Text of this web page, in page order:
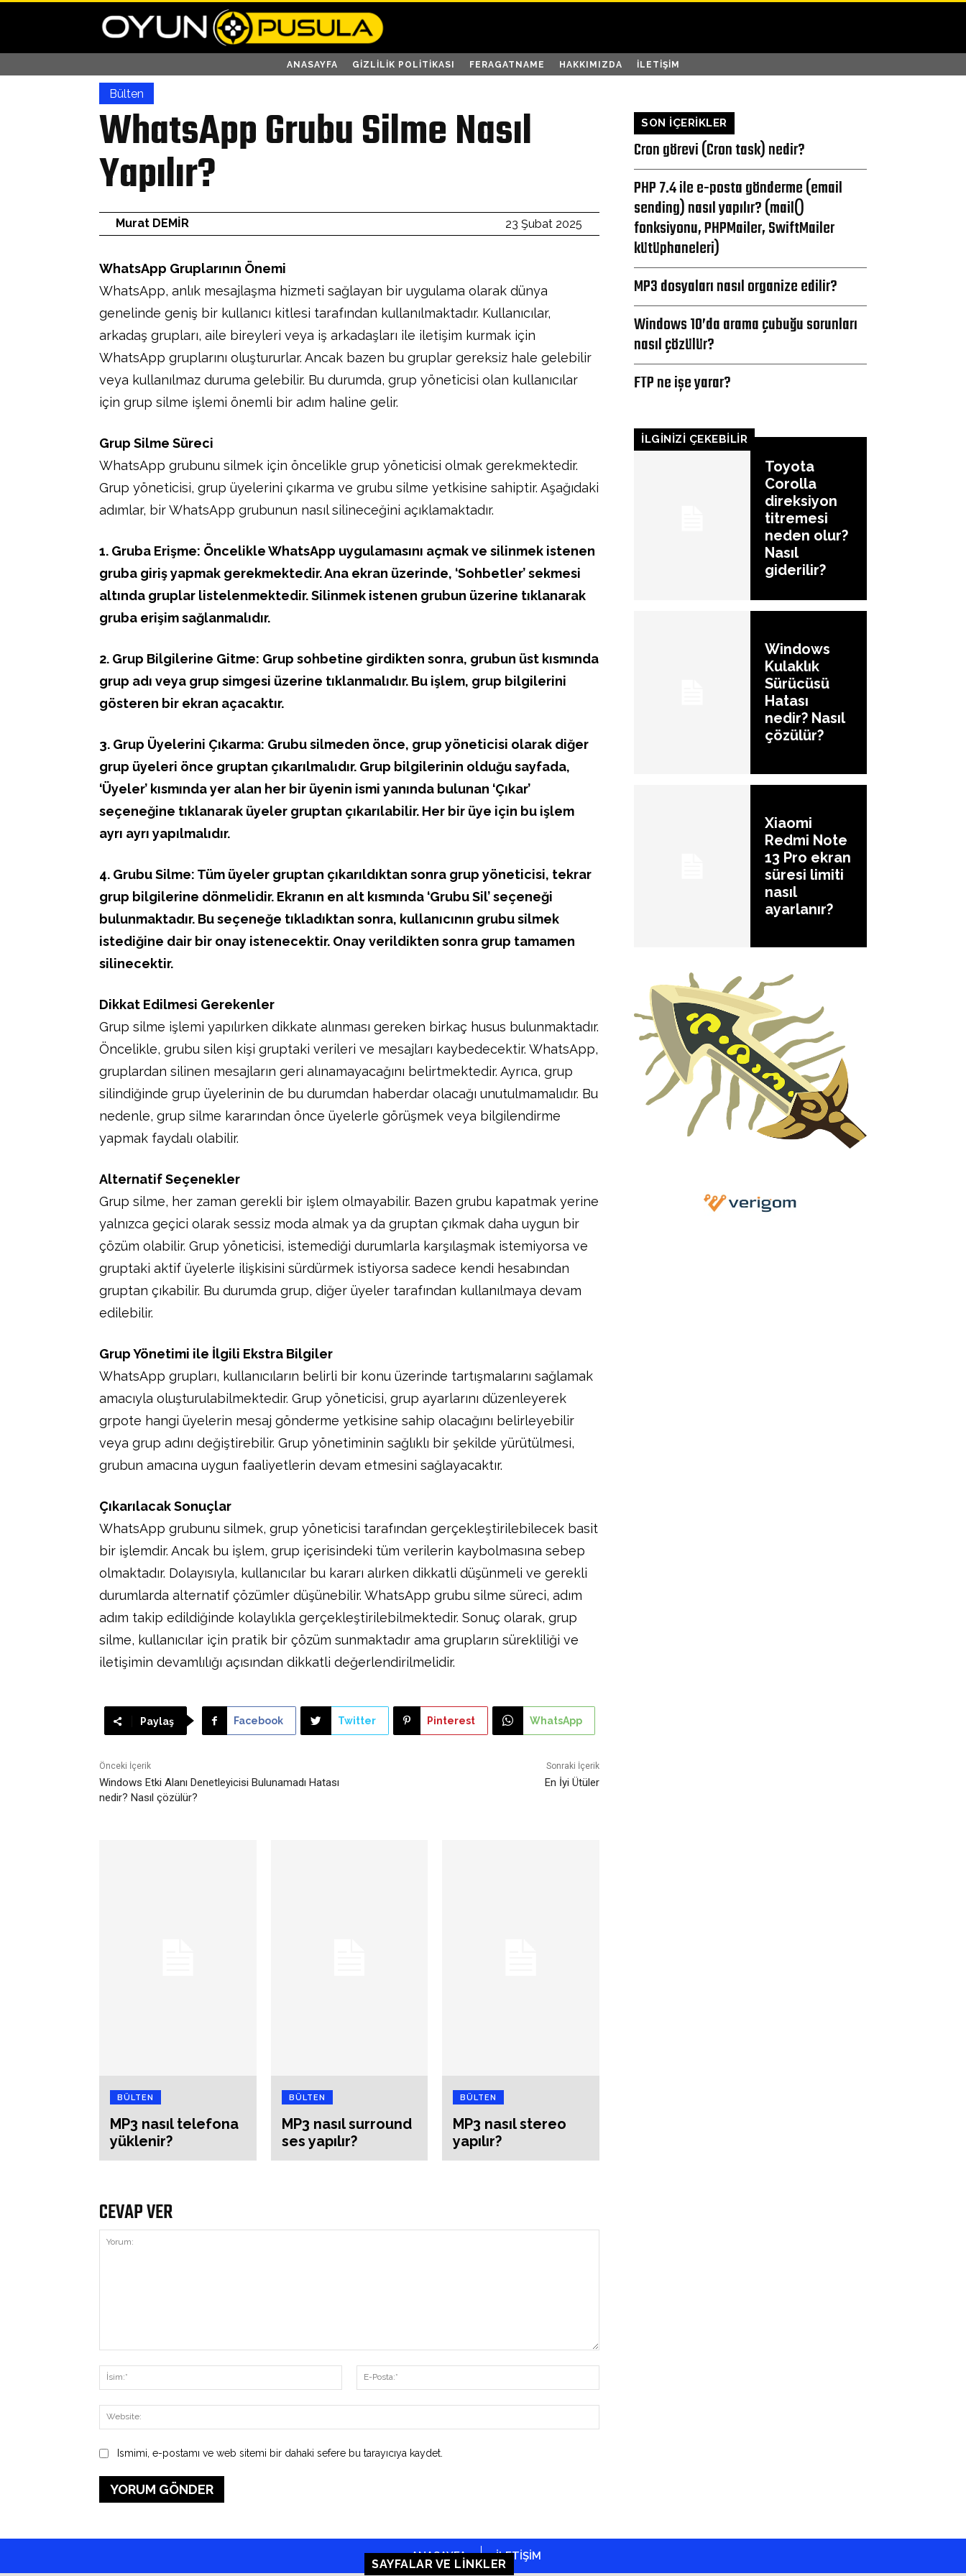
ANASAYFA GIZLILIK POLITIKASI FERAGATNAME HAKKIMIZDA İLETIŞIM
Bülten
WhatsApp Grubu Silme Nasıl
Yapılır?
23 Şubat 2025
Murat DEMİR
WhatsApp Gruplarının Önemi
WhatsApp, anlık mesajlaşma hizmeti sağlayan bir uygulama olarak dünya
genelinde geniş bir kullanıcı kitlesi tarafından kullanılmaktadır. Kullanıcılar,
arkadaş grupları, aile bireyleri veya iş arkadaşları ile iletişim kurmak için
WhatsApp gruplarını oluştururlar. Ancak bazen bu gruplar gereksiz hale gelebilir
veya kullanılmaz duruma gelebilir. Bu durumda, grup yöneticisi olan kullanıcılar
için grup silme işlemi önemli bir adım haline gelir.
Grup Silme Süreci
WhatsApp grubunu silmek için öncelikle grup yöneticisi olmak gerekmektedir.
Grup yöneticisi, grup üyelerini çıkarma ve grubu silme yetkisine sahiptir. Aşağıdaki
adımlar, bir WhatsApp grubunun nasıl silineceğini açıklamaktadır.
1. Gruba Erişme: Öncelikle WhatsApp uygulamasını açmak ve silinmek istenen
gruba giriş yapmak gerekmektedir. Ana ekran üzerinde, ‘Sohbetler’ sekmesi
altında gruplar listelenmektedir. Silinmek istenen grubun üzerine tıklanarak
gruba erişim sağlanmalıdır.
2. Grup Bilgilerine Gitme: Grup sohbetine girdikten sonra, grubun üst kısmında
grup adı veya grup simgesi üzerine tıklanmalıdır. Bu işlem, grup bilgilerini
gösteren bir ekran açacaktır.
3. Grup Üyelerini Çıkarma: Grubu silmeden önce, grup yöneticisi olarak diğer
grup üyeleri önce gruptan çıkarılmalıdır. Grup bilgilerinin olduğu sayfada,
‘Üyeler’ kısmında yer alan her bir üyenin ismi yanında bulunan ‘Çıkar’
seçeneğine tıklanarak üyeler gruptan çıkarılabilir. Her bir üye için bu işlem
ayrı ayrı yapılmalıdır.
4. Grubu Silme: Tüm üyeler gruptan çıkarıldıktan sonra grup yöneticisi, tekrar
grup bilgilerine dönmelidir. Ekranın en alt kısmında ‘Grubu Sil’ seçeneği
bulunmaktadır. Bu seçeneğe tıkladıktan sonra, kullanıcının grubu silmek
istediğine dair bir onay istenecektir. Onay verildikten sonra grup tamamen
silinecektir.
Dikkat Edilmesi Gerekenler
Grup silme işlemi yapılırken dikkate alınması gereken birkaç husus bulunmaktadır.
Öncelikle, grubu silen kişi gruptaki verileri ve mesajları kaybedecektir. WhatsApp,
gruplardan silinen mesajların geri alınamayacağını belirtmektedir. Ayrıca, grup
silindiğinde grup üyelerinin de bu durumdan haberdar olacağı unutulmamalıdır. Bu
nedenle, grup silme kararından önce üyelerle görüşmek veya bilgilendirme
yapmak faydalı olabilir.
Alternatif Seçenekler
Grup silme, her zaman gerekli bir işlem olmayabilir. Bazen grubu kapatmak yerine
yalnızca geçici olarak sessiz moda almak ya da gruptan çıkmak daha uygun bir
çözüm olabilir. Grup yöneticisi, istemediği durumlarla karşılaşmak istemiyorsa ve
gruptaki aktif üyelerle ilişkisini sürdürmek istiyorsa sadece kendi hesabından
gruptan çıkabilir. Bu durumda grup, diğer üyeler tarafından kullanılmaya devam
edilebilir.
Grup Yönetimi ile İlgili Ekstra Bilgiler
WhatsApp grupları, kullanıcıların belirli bir konu üzerinde tartışmalarını sağlamak
amacıyla oluşturulabilmektedir. Grup yöneticisi, grup ayarlarını düzenleyerek
grpote hangi üyelerin mesaj gönderme yetkisine sahip olacağını belirleyebilir
veya grup adını değiştirebilir. Grup yönetiminin sağlıklı bir şekilde yürütülmesi,
grubun amacına uygun faaliyetlerin devam etmesini sağlayacaktır.
Çıkarılacak Sonuçlar
WhatsApp grubunu silmek, grup yöneticisi tarafından gerçekleştirilebilecek basit
bir işlemdir. Ancak bu işlem, grup içerisindeki tüm verilerin kaybolmasına sebep
olmaktadır. Dolayısıyla, kullanıcılar bu kararı alırken dikkatli düşünmeli ve gerekli
durumlarda alternatif çözümler düşünebilir. WhatsApp grubu silme süreci, adım
adım takip edildiğinde kolaylıkla gerçekleştirilebilmektedir. Sonuç olarak, grup
silme, kullanıcılar için pratik bir çözüm sunmaktadır ama grupların sürekliliği ve
iletişimin devamlılığı açısından dikkatli değerlendirilmelidir.
Paylaş Facebook Twitter Pinterest WhatsApp
Önceki İçerik
Windows Etki Alanı Denetleyicisi Bulunamadı Hatası
nedir? Nasıl çözülür?
Sonraki İçerik
En İyi Ütüler
BÜLTEN
MP3 nasıl telefona
yüklenir?
BÜLTEN
MP3 nasıl surround
ses yapılır?
BÜLTEN
MP3 nasıl stereo
yapılır?
CEVAP VER
İsim:*
Posta:*
Ismimi, e-postamı ve web sitemi bir dahaki sefere bu tarayıcıya kaydet.
SON İÇERİKLER
Cron görevi (Cron task) nedir?
PHP 7.4 ile e-posta gönderme (email
sending) nasıl yapılır? (mail()
fonksiyonu, PHPMailer, SwiftMailer
kütüphaneleri)
MP3 dosyaları nasıl organize edilir?
Windows 10’da arama çubuğu sorunları
nasıl çözülür?
FTP ne işe yarar?
İLGİNİZİ ÇEKEBİLİR
Toyota
Corolla
direksiyon
titremesi
neden olur?
Nasıl
giderilir?
Windows
Kulaklık
Sürücüsü
Hatası
nedir? Nasıl
çözülür?
Xiaomi
Redmi Note
13 Pro ekran
süresi limiti
nasıl
ayarlanır?
ANASAYFA İLETİŞİM
SAYFALAR VE LINKLER